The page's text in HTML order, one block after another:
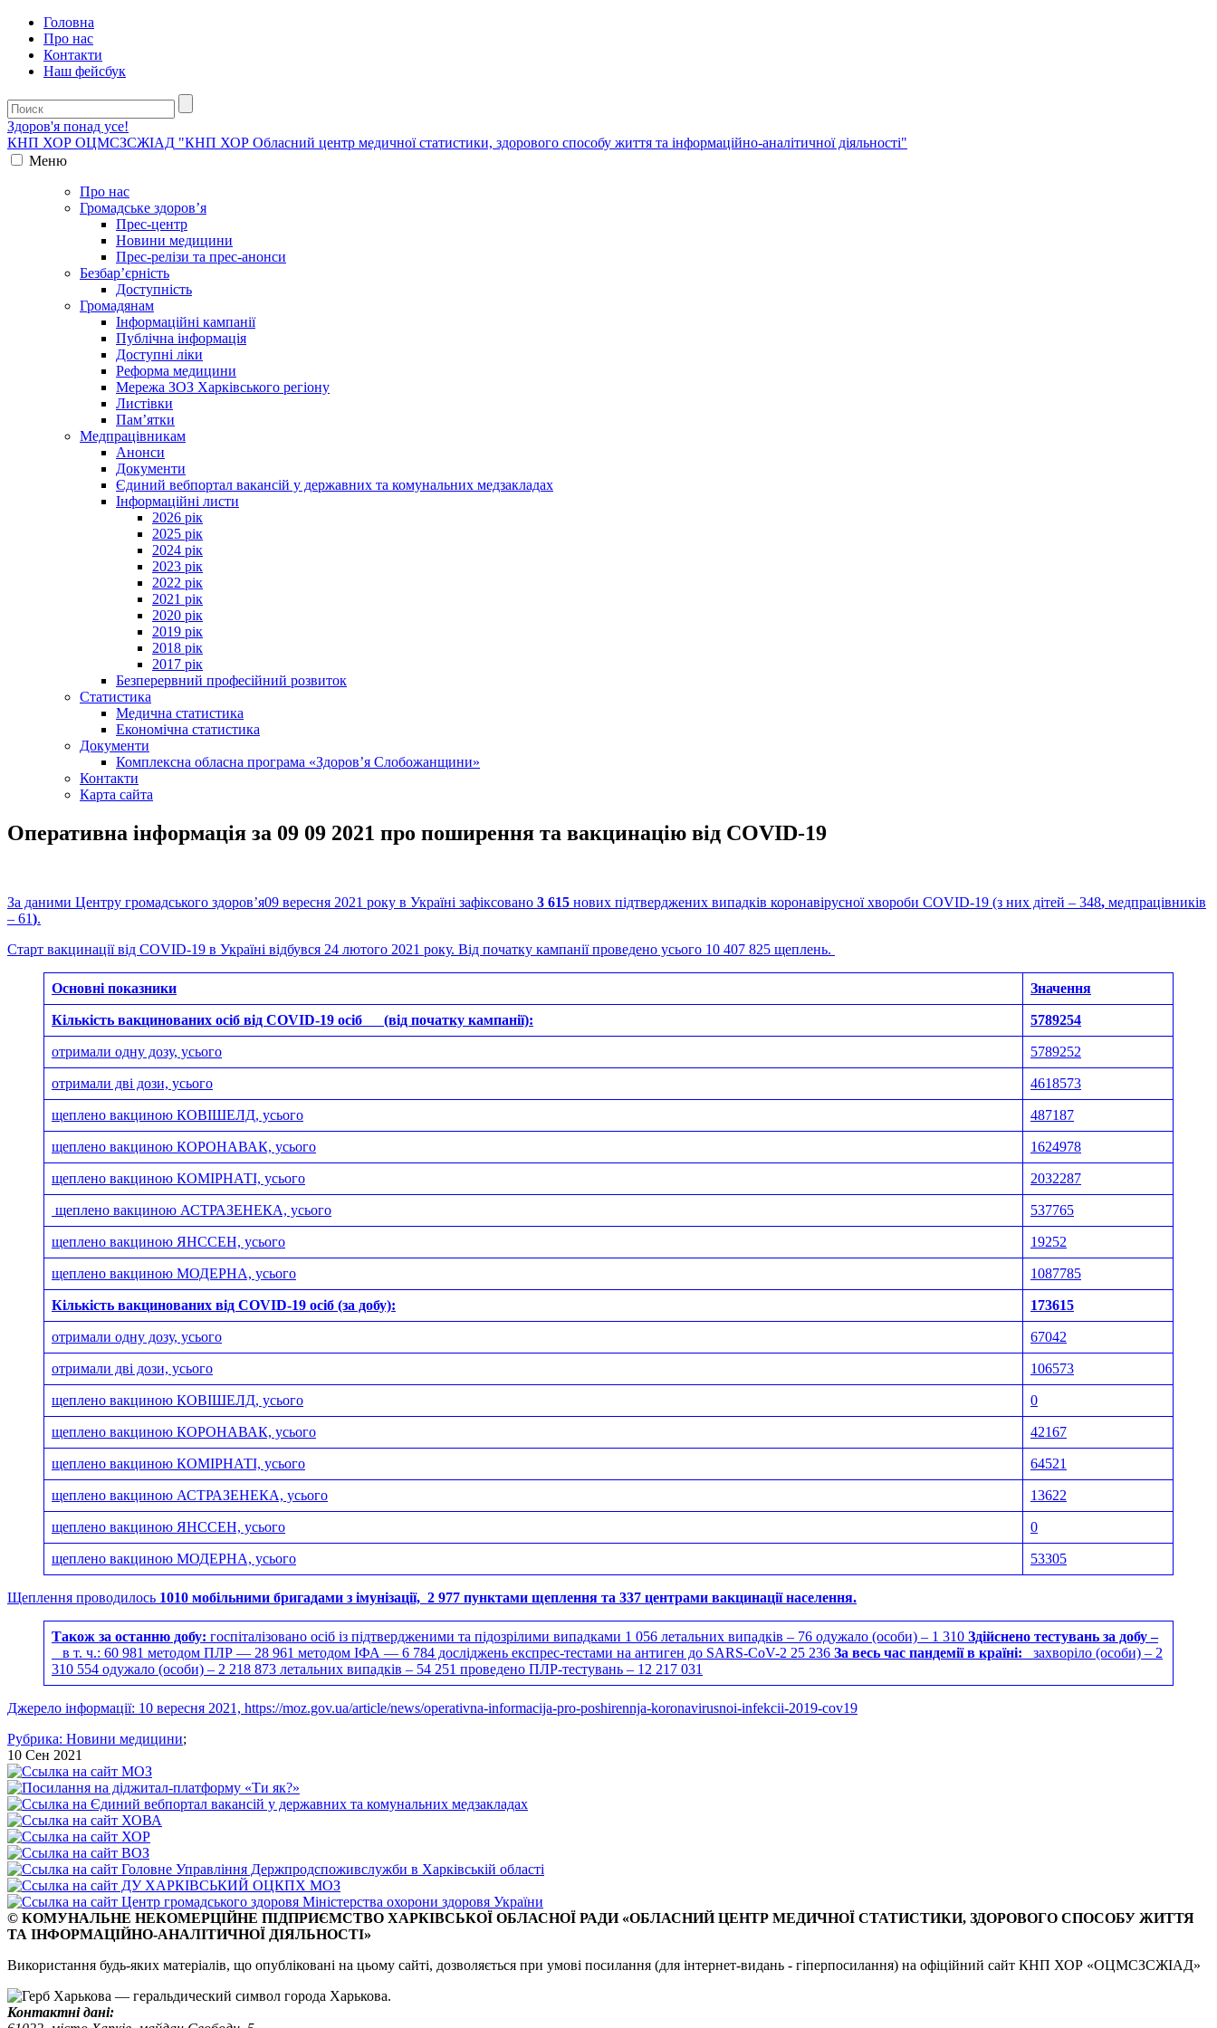
Головна
Про нас
Контакти
Наш фейсбук
Здоров'я понад усе!
КНП ХОР ОЦМСЗСЖIАД "КНП ХОР Обласний центр медичної статистики, здорового способу життя та інформаційно-аналітичної діяльності"
Меню
Про нас
Громадське здоров’я
Прес-центр
Новини медицини
Прес-релізи та прес-анонси
Безбар’єрність
Доступність
Громадянам
Інформаційні кампанії
Публічна інформація
Доступні ліки
Реформа медицини
Мережа ЗОЗ Харківського регіону
Листівки
Пам’ятки
Медпрацівникам
Анонси
Документи
Єдиний вебпортал вакансій у державних та комунальних медзакладах
Інформаційні листи
2026 рік
2025 рік
2024 рік
2023 рік
2022 рік
2021 рік
2020 рік
2019 рік
2018 рік
2017 рік
Безперервний професійний розвиток
Статистика
Медична статистика
Економічна статистика
Документи
Комплексна обласна програма «Здоров’я Слобожанщини»
Контакти
Карта сайта
Оперативна інформація за 09 09 2021 про поширення та вакцинацію від COVID-19
За даними Центру громадського здоров’я09 вересня 2021 року в Україні зафіксовано 3 615 нових підтверджених випадків коронавірусної хвороби COVID-19 (з них дітей – 348, медпрацівників
– 61).
Старт вакцинації від COVID-19 в Україні відбувся 24 лютого 2021 року. Від початку кампанії проведено усього 10 407 825 щеплень.
Основні показники Значення
Кількість вакцинованих осіб від COVID-19 осіб (від початку кампанії): 5789254
отримали одну дозу, усього 5789252
отримали дві дози, усього 4618573
щеплено вакциною КОВІШЕЛД, усього 487187
щеплено вакциною КОРОНАВАК, усього 1624978
щеплено вакциною КОМІРНАТІ, усього 2032287
щеплено вакциною АСТРАЗЕНЕКА, усього 537765
щеплено вакциною ЯНССЕН, усього 19252
щеплено вакциною МОДЕРНА, усього 1087785
Кількість вакцинованих від COVID-19 осіб (за добу): 173615
отримали одну дозу, усього 67042
отримали дві дози, усього 106573
щеплено вакциною КОВІШЕЛД, усього 0
щеплено вакциною КОРОНАВАК, усього 42167
щеплено вакциною КОМІРНАТІ, усього 64521
щеплено вакциною АСТРАЗЕНЕКА, усього 13622
щеплено вакциною ЯНССЕН, усього 0
щеплено вакциною МОДЕРНА, усього 53305
Щеплення проводилось 1010 мобільними бригадами з імунізації, 2 977 пунктами щеплення та 337 центрами вакцинації населення.
Також за останню добу: госпіталізовано осіб із підтвердженими та підозрілими випадками 1 056 летальних випадків – 76 одужало (особи) – 1 310 Здійснено тестувань за добу –
в т. ч.: 60 981 методом ПЛР — 28 961 методом ІФА — 6 784 досліджень експрес-тестами на антиген до SARS-CoV-2 25 236 За весь час пандемії в країні: захворіло (особи) – 2
310 554 одужало (особи) – 2 218 873 летальних випадків – 54 251 проведено ПЛР-тестувань – 12 217 031
Джерело інформації: 10 вересня 2021, https://moz.gov.ua/article/news/operativna-informacija-pro-poshirennja-koronavirusnoi-infekcii-2019-cov19
Рубрика: Новини медицини;
10 Сен 2021
© КОМУНАЛЬНЕ НЕКОМЕРЦІЙНЕ ПІДПРИЄМСТВО ХАРКІВСЬКОЇ ОБЛАСНОЇ РАДИ «ОБЛАСНИЙ ЦЕНТР МЕДИЧНОЇ СТАТИСТИКИ, ЗДОРОВОГО СПОСОБУ ЖИТТЯ
ТА ІНФОРМАЦІЙНО-АНАЛІТИЧНОЇ ДІЯЛЬНОСТІ»
Використання будь-яких матеріалів, що опубліковані на цьому сайті, дозволяється при умові посилання (для інтернет-видань - гіперпосилання) на офіційний сайт КНП ХОР «ОЦМСЗСЖІАД»
Контактні дані: